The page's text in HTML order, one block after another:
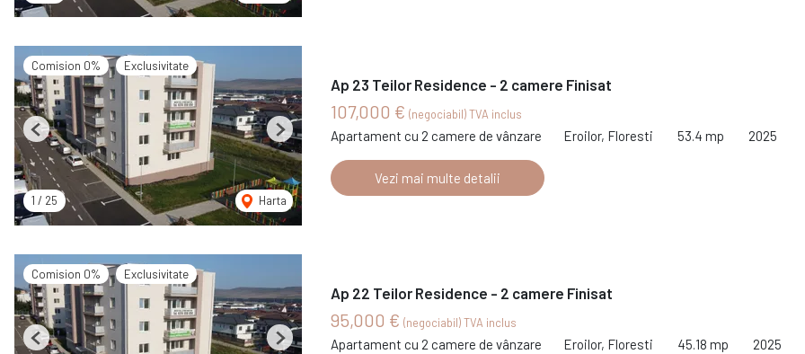
Comision 0% Exclusivitate
1 / 25 Harta
Previous Next
Ap 23 Teilor Residence - 2 camere Finisat
107,000 € (negociabil) TVA inclus
Apartament cu 2 camere de vânzare Eroilor, Floresti 53.4 mp 2025
Vezi mai multe detalii
Comision 0% Exclusivitate
Previous Next
Ap 22 Teilor Residence - 2 camere Finisat
95,000 € (negociabil) TVA inclus
Apartament cu 2 camere de vânzare Eroilor, Floresti 45.18 mp 2025